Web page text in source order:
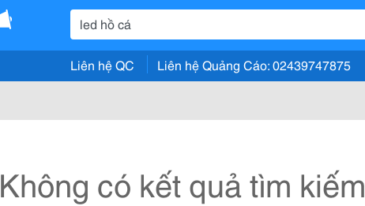
Liên hệ QC Liên hệ Quảng Cáo: 02439747875
Không có kết quả tìm kiếm